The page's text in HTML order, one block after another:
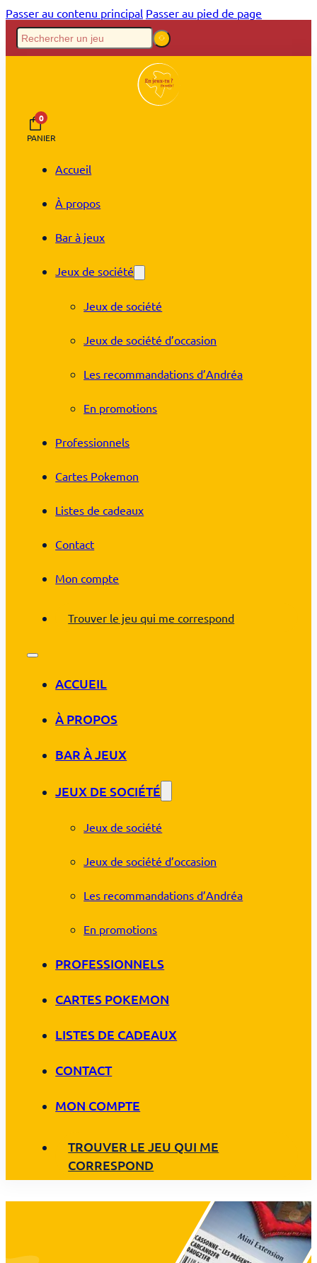
Passer au contenu principal Passer au pied de page
0
PANIER
Accueil
À propos
Bar à jeux
Jeux de société
Jeux de société
Jeux de société d’occasion
Les recommandations d’Andréa
En promotions
Professionnels
Cartes Pokemon
Listes de cadeaux
Contact
Mon compte
Trouver le jeu qui me correspond
ACCUEIL
À PROPOS
BAR À JEUX
JEUX DE SOCIÉTÉ
Jeux de société
Jeux de société d’occasion
Les recommandations d’Andréa
En promotions
PROFESSIONNELS
CARTES POKEMON
LISTES DE CADEAUX
CONTACT
MON COMPTE
TROUVER LE JEU QUI ME
CORRESPOND